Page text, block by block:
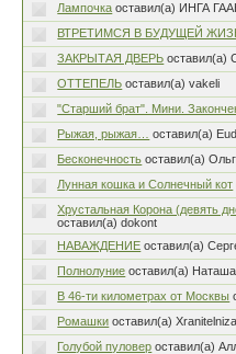
Лампочка оставил(а) ИНГА
ВТРЕТИМСЯ В БУДУЩЕЙ
ЗАКРЫТАЯ ДВЕРЬ оставил(а)
ОТТЕПЕЛЬ оставил(а) vakeli
"Старший брат". Мини.
Рыжая, рыжая…
оставил(а)
Бесконечность оставил(а)
Лунная кошка и Солнечный кот
Хрустальная Корона (девять
оставил(а) dokont
НАВАЖДЕНИЕ оставил(а)
Полнолуние оставил(а)
В 46-ти километрах от Москвы
Ромашки оставил(а) Xranitelniza
Голубой пуловер оставил(а)